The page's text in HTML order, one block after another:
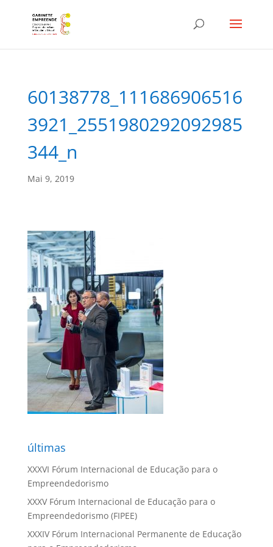
60138778_111686906516
3921_2551980292092985
344_n
Mai 9, 2019
últimas
XXXVI Fórum Internacional de Educação para o
Empreendedorismo
XXXV Fórum Internacional de Educação para o
Empreendedorismo (FIPEE)
XXXIV Fórum Internacional Permanente de Educação